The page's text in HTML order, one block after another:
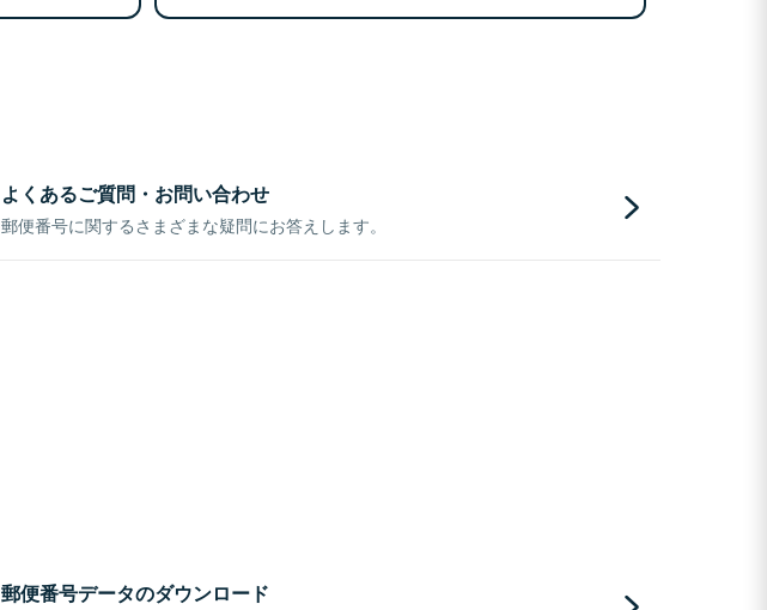
よくあるご質問・お問い合わせ
郵便番号に関するさまざまな疑問にお答えします。
郵便番号データのダウンロード